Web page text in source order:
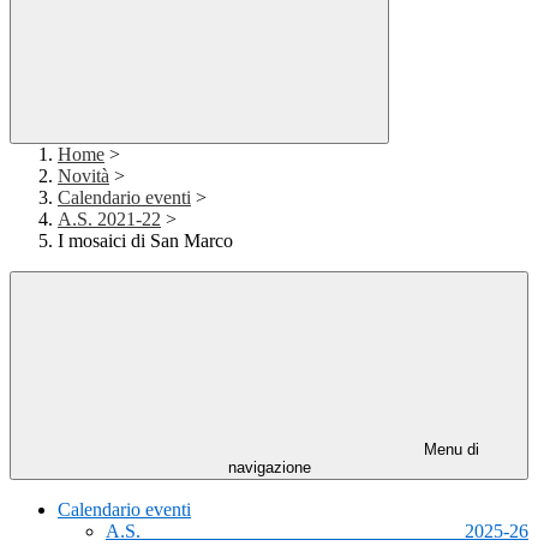
Home >
Novità >
Calendario eventi >
A.S. 2021-22 >
I mosaici di San Marco
Menu di
navigazione
Calendario eventi
A.S. 2025-26